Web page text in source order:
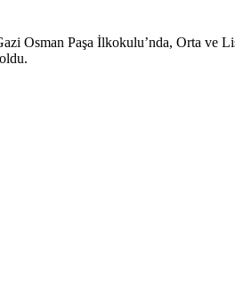
Paşa İlkokulu’nda, Orta ve